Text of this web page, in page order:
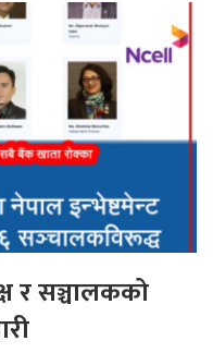
र सञ्चालकको